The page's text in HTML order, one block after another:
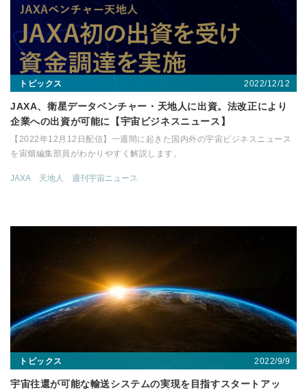
トピックス 2022/12/12
JAXA、衛星データベンチャー・天地人に出資。法改正により
企業への出資が可能に【宇宙ビジネスニュース】
【2022年12月12日配信】一週間に起きた国内外の宇宙ビジネスニュース
を宙畑編集部員がわかりやすく解説します。
JAXA 天地人 週刊宇宙ニュース
トピックス 2022/9/9
宇宙往還が可能な輸送システムの実現を目指すスタートアッ